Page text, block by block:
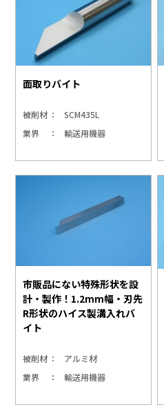
面取りバイト
被削材
SCM435L
業界
輸送用機器
市販品にない特殊形状を設
計・製作！1.2mm幅・刃先
R形状のハイス製溝入れバ
イト
被削材
アルミ材
業界
輸送用機器